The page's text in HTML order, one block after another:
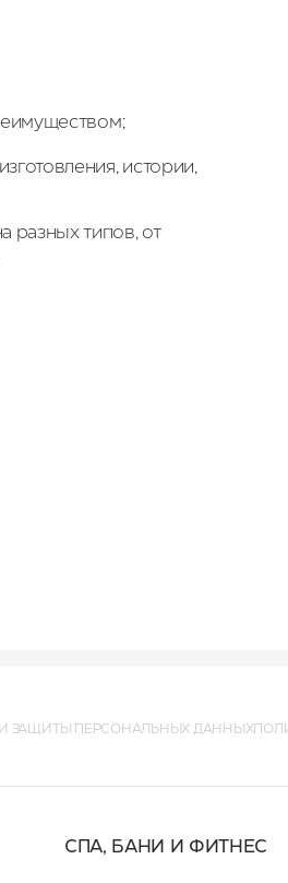
истории,
разных типов, от
И ЗАЩИТЫ ПЕРСОНАЛЬНЫХ ДАННЫХ
СПА, БАНИ И ФИТНЕС